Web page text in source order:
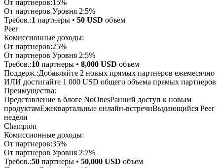
От партнеров:15%
От партнеров Уровня 2:5%
Требов.:1 партнеры • 50 USD объем
Peer
Комиссионные доходы:
От партнеров:25%
От партнеров Уровня 2:5%
Требов.:10 партнеры • 8,000 USD объем
Поддерж.:Добавляйте 2 новых прямых партнеров ежемесячно
ИЛИ достигайте 1 000 USD общего объема прямых партнеров
Преимущества:
Представление в блоге NoOnesРанний доступ к новым
продуктамЕжеквартальные онлайн-встречиВыдающийся Peer
недели
Champion
Комиссионные доходы:
От партнеров:35%
От партнеров Уровня 2:7%
Требов.:50 партнеры • 50,000 USD объем